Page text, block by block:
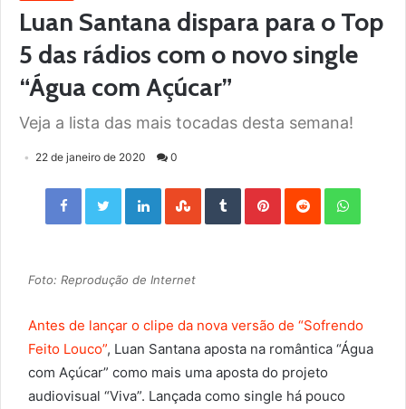
Luan Santana dispara para o Top
5 das rádios com o novo single
“Água com Açúcar”
Veja a lista das mais tocadas desta semana!
22 de janeiro de 2020 0
Facebook Twitter LinkedIn StumbleUpon Tumblr Pinterest Reddit
Foto: Reprodução de Internet
Antes de lançar o clipe da nova versão de “Sofrendo
Feito Louco”, Luan Santana aposta na romântica “Água
com Açúcar” como mais uma aposta do projeto
audiovisual “Viva”. Lançada como single há pouco